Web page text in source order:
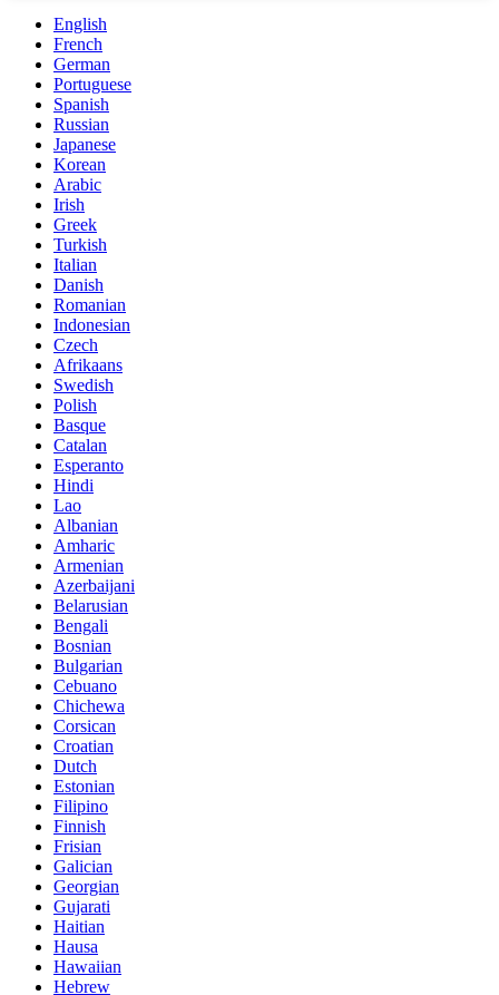
English
French
German
Portuguese
Spanish
Russian
Japanese
Korean
Arabic
Irish
Greek
Turkish
Italian
Danish
Romanian
Indonesian
Czech
Afrikaans
Swedish
Polish
Basque
Catalan
Esperanto
Hindi
Lao
Albanian
Amharic
Armenian
Azerbaijani
Belarusian
Bengali
Bosnian
Bulgarian
Cebuano
Chichewa
Corsican
Croatian
Dutch
Estonian
Filipino
Finnish
Frisian
Galician
Georgian
Gujarati
Haitian
Hausa
Hawaiian
Hebrew